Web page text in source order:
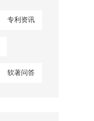
专利资讯
软著问答